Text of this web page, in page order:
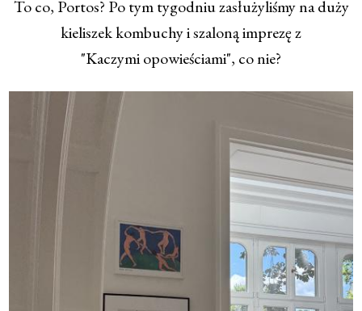
To co, Portos? Po tym tygodniu zasłużyliśmy na duży
kieliszek kombuchy i szaloną imprezę z
"Kaczymi opowieściami", co nie?